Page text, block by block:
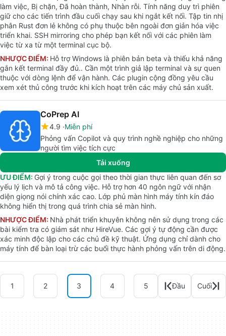
làm việc, Bị chặn, Đã hoàn thành, Nhàn rỗi. Tính năng duy trì phiên
giữ cho các tiến trình đầu cuối chạy sau khi ngắt kết nối. Tập tin nhị
phân Rust đơn lẻ không có phụ thuộc bên ngoài đơn giản hóa việc
triển khai. SSH mirroring cho phép bạn kết nối với các phiên làm
việc từ xa từ một terminal cục bộ.
NHƯỢC ĐIỂM: Hỗ trợ Windows là phiên bản beta và thiếu khả năng
gắn kết terminal đầy đủ.. Cần một trình giả lập terminal và sự quen
thuộc với dòng lệnh để vận hành. Các plugin cộng đồng yêu cầu
xem xét thủ công trước khi kích hoạt trên các máy chủ sản xuất.
CoPrep AI
4.9 Miễn phí
Phỏng vấn Copilot và quy trình nghề nghiệp cho những
người tìm việc tích cực
Tải xuống
ƯU ĐIỂM: Gợi ý trong cuộc gọi theo thời gian thực liên quan đến sơ
yếu lý lịch và mô tả công việc. Hỗ trợ hơn 40 ngôn ngữ với nhận
diện giọng nói chính xác cao. Lớp phủ màn hình máy tính kín đáo
không hiển thị trong quá trình chia sẻ màn hình.
NHƯỢC ĐIỂM: Nhà phát triển khuyên không nên sử dụng trong các
bài kiểm tra có giám sát như HireVue. Các gợi ý tự động cần được
xác minh độc lập cho các chủ đề kỹ thuật. Ứng dụng chỉ dành cho
máy tính để bàn loại trừ các buổi thực hành phỏng vấn trên di động.
1 2 3 4 5 Đầu Cuối